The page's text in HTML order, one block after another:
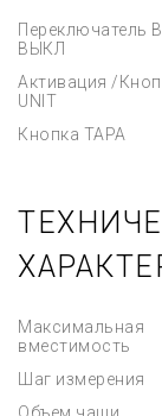
Переключатель
ВЫКЛ
Активация /
UNIT
Кнопка ТАРА
Максимальная
вместимость
Шаг измерения